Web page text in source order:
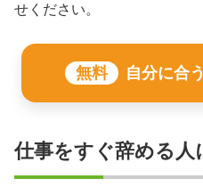
せください。
無料 自分に合
仕事をすぐ辞める人